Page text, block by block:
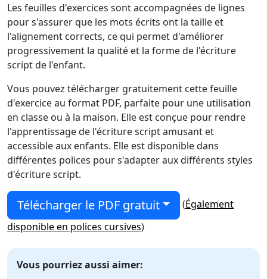
Les feuilles d'exercices sont accompagnées de lignes
pour s'assurer que les mots écrits ont la taille et
l'alignement corrects, ce qui permet d'améliorer
progressivement la qualité et la forme de l'écriture
script de l'enfant.
Vous pouvez télécharger gratuitement cette feuille
d'exercice au format PDF, parfaite pour une utilisation
en classe ou à la maison. Elle est conçue pour rendre
l'apprentissage de l'écriture script amusant et
accessible aux enfants. Elle est disponible dans
différentes polices pour s'adapter aux différents styles
d'écriture script.
Télécharger le PDF gratuit (Également
disponible en polices cursives)
Vous pourriez aussi aimer: